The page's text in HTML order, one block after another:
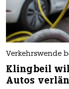
Verkehrswende
Klingbeil
Autos